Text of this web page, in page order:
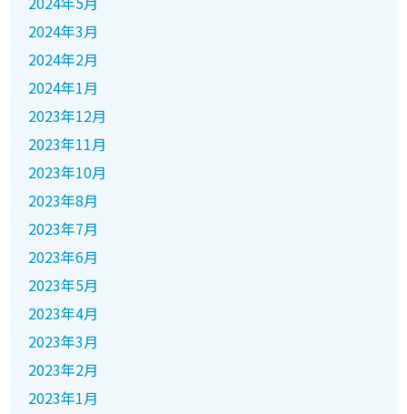
2024年3月
2024年2月
2024年1月
2023年12月
2023年11月
2023年10月
2023年8月
2023年7月
2023年6月
2023年5月
2023年4月
2023年3月
2023年2月
2023年1月